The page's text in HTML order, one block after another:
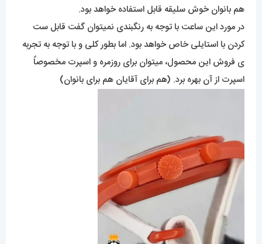
هم بانوان خوش سلیقه قابل استفاده خواهد بود.
در مورد این ساعت با توجه به رنگبندی نمیتوان گفت قابل ست
کردن با استایلی خاص خواهد بود. اما بطور کلی و با توجه به تجربه
ی فروش این محصول، میتوان برای روزمره و اسپرت مخصوصاً
اسپرت از آن بهره برد. (هم برای آقایان هم برای بانوان)